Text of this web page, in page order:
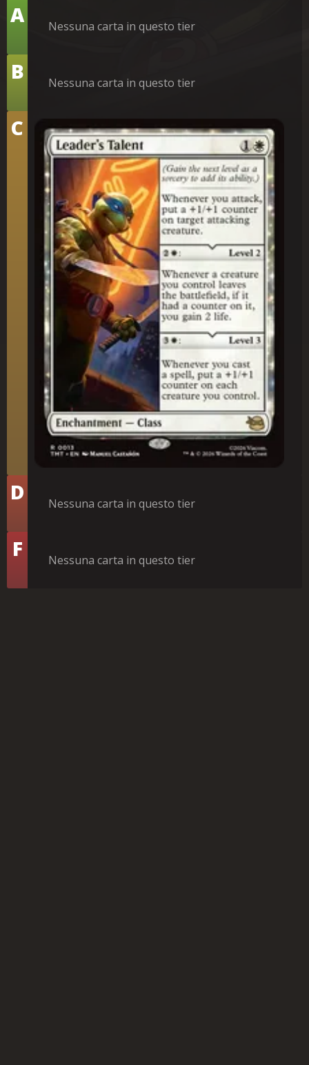
Tier
A Nessuna carta in questo tier
Tier
B Nessuna carta in questo tier
Tier
C Talento del Leader
Tier
D Nessuna carta in questo tier
Tier
F Nessuna carta in questo tier